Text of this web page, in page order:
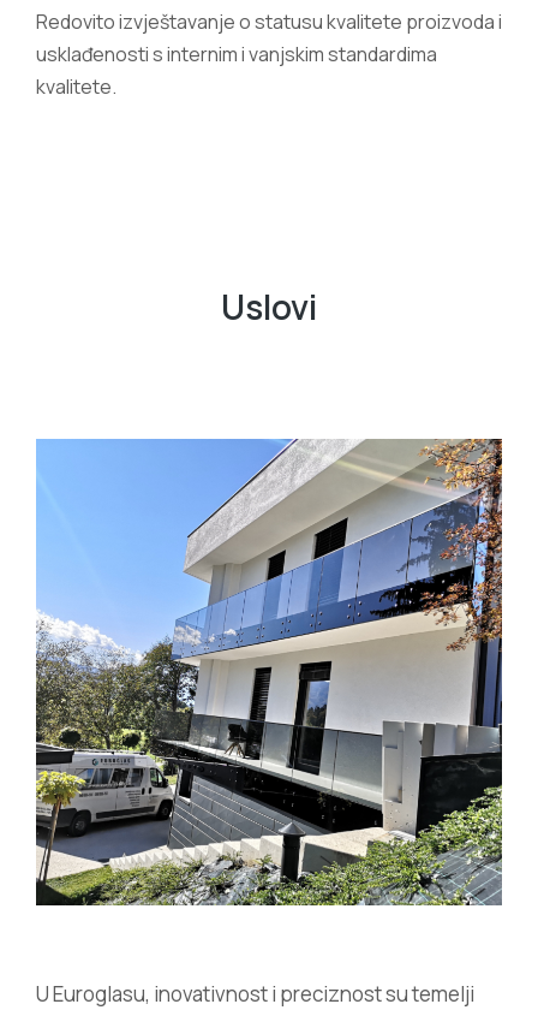
Redovito izvještavanje o statusu kvalitete proizvoda i
usklađenosti s internim i vanjskim standardima
kvalitete.
Uslovi
U Euroglasu, inovativnost i preciznost su temelji